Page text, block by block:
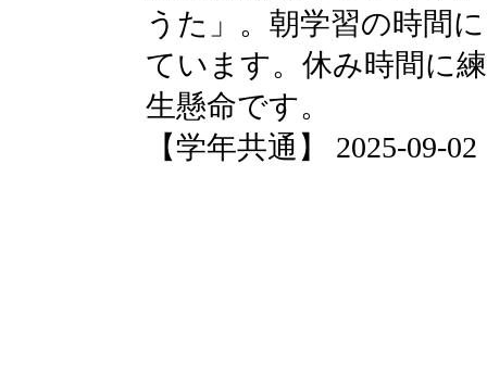
うた」。朝学習の時間
ています。休み時間に
生懸命です。
【学年共通】 2025-09-